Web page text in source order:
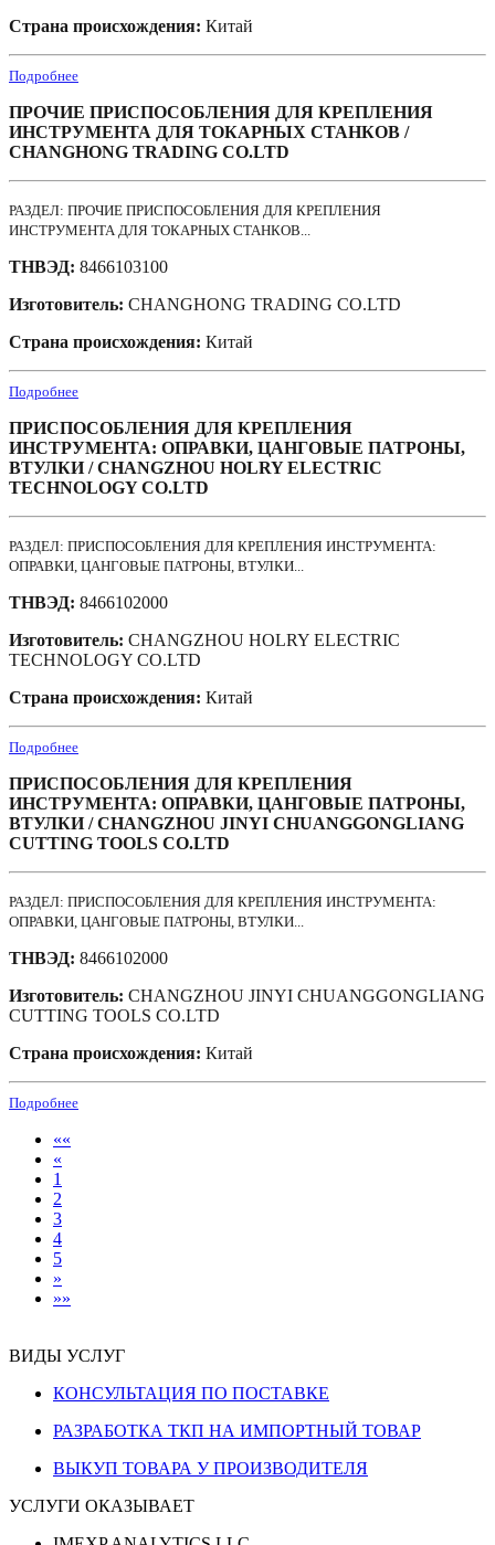
Страна происхождения: Китай
Подробнее
ПРОЧИЕ ПРИСПОСОБЛЕНИЯ ДЛЯ КРЕПЛЕНИЯ
ИНСТРУМЕНТА ДЛЯ ТОКАРНЫХ СТАНКОВ /
CHANGHONG TRADING CO.LTD
РАЗДЕЛ: ПРОЧИЕ ПРИСПОСОБЛЕНИЯ ДЛЯ КРЕПЛЕНИЯ
ИНСТРУМЕНТА ДЛЯ ТОКАРНЫХ СТАНКОВ...
ТНВЭД: 8466103100
Изготовитель: CHANGHONG TRADING CO.LTD
Страна происхождения: Китай
Подробнее
ПРИСПОСОБЛЕНИЯ ДЛЯ КРЕПЛЕНИЯ
ИНСТРУМЕНТА: ОПРАВКИ, ЦАНГОВЫЕ ПАТРОНЫ,
ВТУЛКИ / CHANGZHOU HOLRY ELECTRIC
TECHNOLOGY CO.LTD
РАЗДЕЛ: ПРИСПОСОБЛЕНИЯ ДЛЯ КРЕПЛЕНИЯ ИНСТРУМЕНТА:
ОПРАВКИ, ЦАНГОВЫЕ ПАТРОНЫ, ВТУЛКИ...
ТНВЭД: 8466102000
Изготовитель: CHANGZHOU HOLRY ELECTRIC
TECHNOLOGY CO.LTD
Страна происхождения: Китай
Подробнее
ПРИСПОСОБЛЕНИЯ ДЛЯ КРЕПЛЕНИЯ
ИНСТРУМЕНТА: ОПРАВКИ, ЦАНГОВЫЕ ПАТРОНЫ,
ВТУЛКИ / CHANGZHOU JINYI CHUANGGONGLIANG
CUTTING TOOLS CO.LTD
РАЗДЕЛ: ПРИСПОСОБЛЕНИЯ ДЛЯ КРЕПЛЕНИЯ ИНСТРУМЕНТА:
ОПРАВКИ, ЦАНГОВЫЕ ПАТРОНЫ, ВТУЛКИ...
ТНВЭД: 8466102000
Изготовитель: CHANGZHOU JINYI CHUANGGONGLIANG
CUTTING TOOLS CO.LTD
Страна происхождения: Китай
Подробнее
««
«
1
2
3
4
5
»
»»
ВИДЫ УСЛУГ
КОНСУЛЬТАЦИЯ ПО ПОСТАВКЕ
РАЗРАБОТКА ТКП НА ИМПОРТНЫЙ ТОВАР
ВЫКУП ТОВАРА У ПРОИЗВОДИТЕЛЯ
УСЛУГИ ОКАЗЫВАЕТ